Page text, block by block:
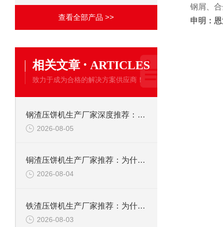
查看全部产品 >>
相关文章 · ARTICLES
致力于成为合格的解决方案供应商！
钢渣压饼机生产厂家深度推荐：为何恩派特成为高净值产线的优选
2026-08-05
铜渣压饼机生产厂家推荐：为什么恩派特成为众多企业的信赖？
2026-08-04
铁渣压饼机生产厂家推荐：为什么恩派特成为众多企业的优选？
2026-08-03
钢屑、
申明：